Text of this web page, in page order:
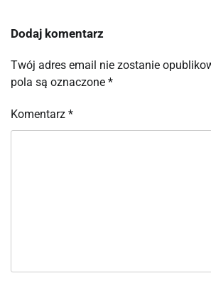
Dodaj komentarz
Twój adres email nie zostanie
pola są oznaczone *
Komentarz *